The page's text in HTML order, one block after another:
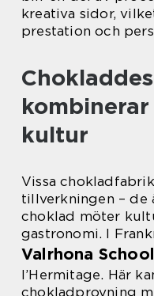
kreativa sidor,
prestation och
kultur
Vissa
tillverkningen – de
choklad möter
gastronomi. I
Valrhona
l’Hermitage. Här
chokladprovning